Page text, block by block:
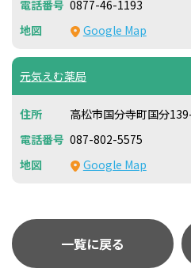
0877-46-1193
Google Map
元気えむ薬局
高松市国分寺町国分
087-802-5575
Google Map
一覧に戻る